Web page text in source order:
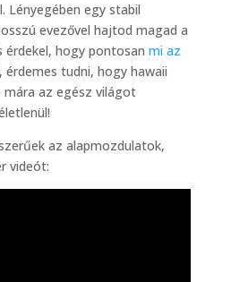
Lényegében egy stabil
evezővel hajtod magad a
érdekel, hogy pontosan mi az
érdemes tudni, hogy hawaii
az egész világot
az alapmozdulatok,
videót: